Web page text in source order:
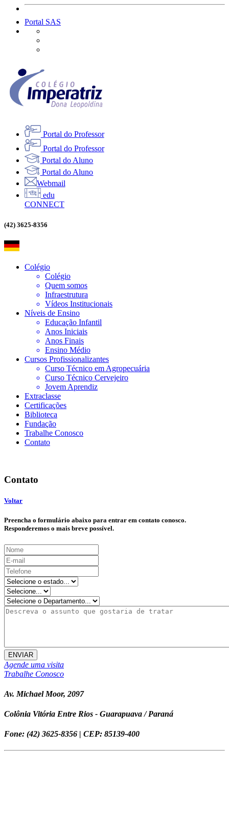
Portal SAS
Portal do Professor
Portal do Professor
Portal do Aluno
Portal do Aluno
Webmail
edu
CONNECT
(42) 3625-8356
Colégio
Colégio
Quem somos
Infraestrutura
Vídeos Institucionais
Níveis de Ensino
Educação Infantil
Anos Iniciais
Anos Finais
Ensino Médio
Cursos Profissionalizantes
Curso Técnico em Agropecuária
Curso Técnico Cervejeiro
Jovem Aprendiz
Extraclasse
Certificações
Biblioteca
Fundação
Trabalhe Conosco
Contato
Contato
Voltar
Preencha o formulário abaixo para entrar em contato conosco.
Responderemos o mais breve possível.
ENVIAR
Agende uma visita
Trabalhe Conosco
Av. Michael Moor, 2097
Colônia Vitória Entre Rios - Guarapuava / Paraná
Fone: (42) 3625-8356 | CEP: 85139-400